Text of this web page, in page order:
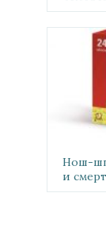
Нош-
и